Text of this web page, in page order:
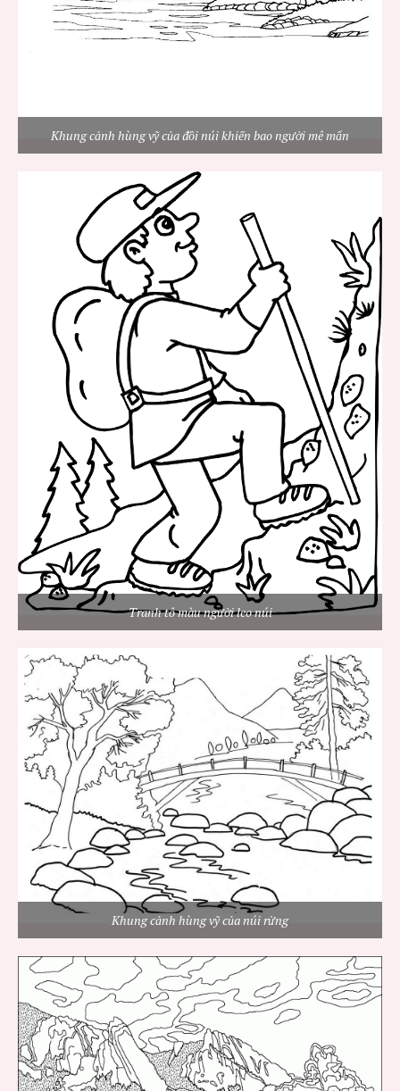
Khung cảnh hùng vỹ của đồi núi khiến bao người mê mẩn
Tranh tô màu người leo núi
Khung cảnh hùng vỹ của núi rừng